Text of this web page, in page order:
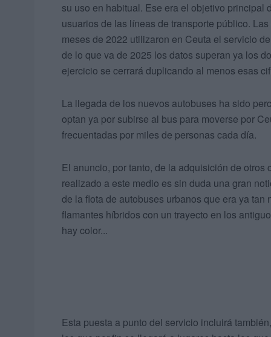
su uso en habitual. Ese era el objetivo
usuarios de las líneas de transporte público.
meses de 2022 utilizaron en Ceuta el servicio
de lo que va de 2025 los datos superan ya los
ejercicio se cerrará duplicando al menos esas
La llegada de los nuevos autobuses ha sido
optan ya por subirse al bus para moverse por
frecuentadas por miles de personas cada día.
El anuncio, por tanto, de la adquisición de
realizado a este medio es sin duda una gran
de la flota de autobuses urbanos que era ya
flamantes híbridos con un trayecto en los
hay color...
Esta puesta a punto del servicio incluirá